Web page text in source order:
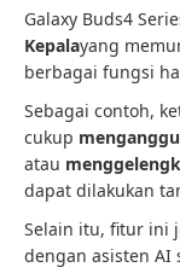
Galaxy Buds4
Kepalayang
berbagai fungsi
Sebagai contoh,
cukup
atau
dapat dilakukan
Selain itu, fitur ini
dengan asisten AI